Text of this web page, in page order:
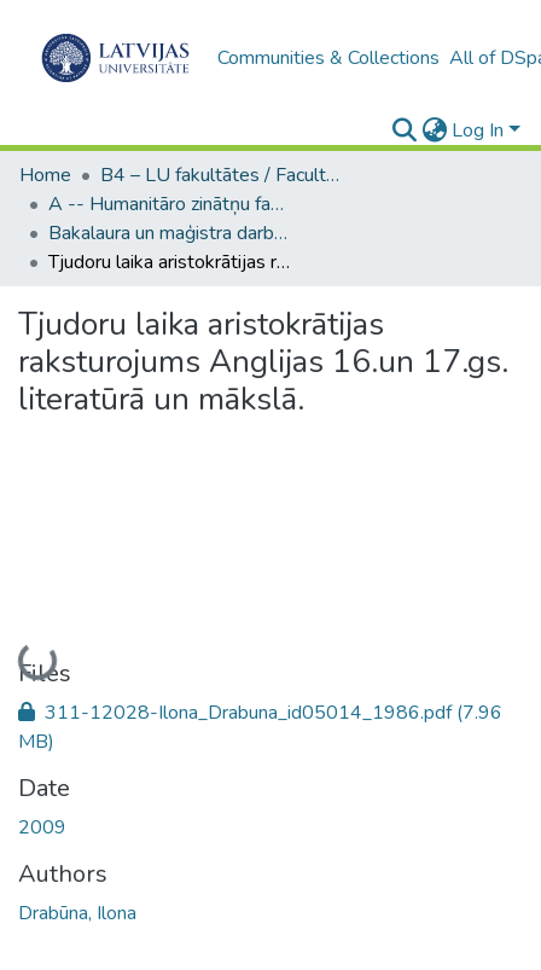
Communities & Collections All of
Log In
Home
B4 – LU fakultātes / Faculties of the UL
A -- Humanitāro zinātņu fakultāte / Faculty of Humanities
Bakalaura un maģistra darbi (HZF) / Bachelor's and Master's theses
Tjudoru laika aristokrātijas raksturojums Anglijas 16.un 17.gs. literatūrā un mākslā.
Tjudoru laika aristokrātijas
raksturojums Anglijas 16.un 17.gs.
literatūrā un mākslā.
Loading...
Files
311-12028-Ilona_Drabuna_id05014_1986.pdf(7.96
MB)
Date
2009
Authors
Drabūna, Ilona